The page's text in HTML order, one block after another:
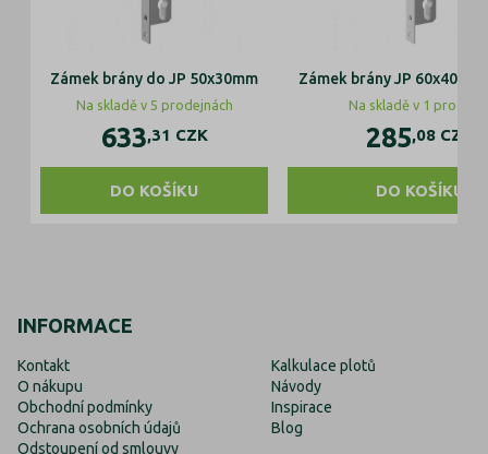
Zámek brány do JP 50x30mm
Na skladě v 5 prodejnách
633,31 CZK
DO KOŠÍKU
Zámek brány JP 60x40mm
Na skladě v 1
285,08 CZK
DO KOŠÍKU
INFORMACE
Kontakt
O nákupu
Obchodní podmínky
Ochrana osobních údajů
Odstoupení od smlouvy
Kalkulace plotů
Návody
Inspirace
Blog